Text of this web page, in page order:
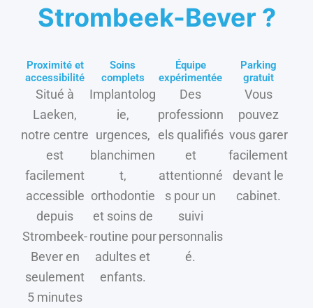
Strombeek-Bever ?
Proximité et
accessibilité
Situé à
Laeken,
notre centre
est
facilement
accessible
depuis
Strombeek-
Bever en
seulement
5 minutes
Soins
complets
Implantolog
ie,
urgences,
blanchimen
t,
orthodontie
et soins de
routine pour
adultes et
enfants.
Équipe
expérimentée
Des
professionn
els qualifiés
et
attentionné
s pour un
suivi
personnalis
é.
Parking
gratuit
Vous
pouvez
vous garer
facilement
devant le
cabinet.